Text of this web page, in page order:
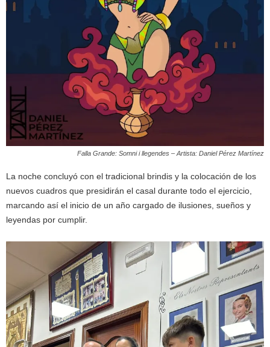
Falla Grande: Somni i llegendes – Artista: Daniel Pérez Martínez
La noche concluyó con el tradicional brindis y la colocación de los
nuevos cuadros que presidirán el casal durante todo el ejercicio,
marcando así el inicio de un año cargado de ilusiones, sueños y
leyendas por cumplir.